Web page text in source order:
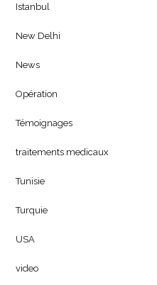
Istanbul
New Delhi
News
Opération
Témoignages
traitements medicaux
Tunisie
Turquie
USA
video